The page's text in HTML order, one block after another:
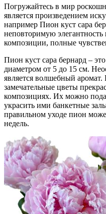
Погружайтесь в мир
является произведением
например Пион куст сара
неповторимую элегантность
композиции, полные
Пион куст сара бернард –
диаметром от 5 до 15 см.
является волшебный
замечательные цветы
композициях. Их можно
украсить ими банкетные
правильном уходе пион
недель.